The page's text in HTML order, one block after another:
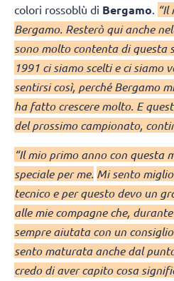
colori rossoblù di Bergamo. “Il
Bergamo. Resterò qui anche
sono molto contenta di questa
1991 ci siamo scelti e ci siamo
sentirsi così, perché Bergamo
ha fatto crescere molto. E
del prossimo campionato,
“Il mio primo anno con questa
speciale per me. Mi sento
tecnico e per questo devo un
alle mie compagne che,
sempre aiutata con un
sento maturata anche dal
credo di aver capito cosa